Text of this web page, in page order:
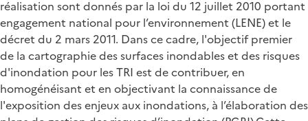
réalisation sont donnés par la loi du 12 juillet 2010 portant
engagement national pour l’environnement (LENE) et le
décret du 2 mars 2011. Dans ce cadre, l'objectif premier
de la cartographie des surfaces inondables et des risques
d'inondation pour les TRI est de contribuer, en
homogénéisant et en objectivant la connaissance de
l'exposition des enjeux aux inondations, à l’élaboration des